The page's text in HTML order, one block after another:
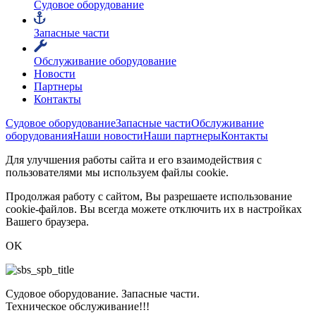
Судовое оборудование
Запасные части
Обслуживание оборудование
Новости
Партнеры
Контакты
Судовое оборудованиеЗапасные частиОбслуживание
оборудованияНаши новостиНаши партнерыКонтакты
Для улучшения работы сайта и его взаимодействия с
пользователями мы используем файлы cookie.
Продолжая работу с сайтом, Вы разрешаете использование
cookie-файлов. Вы всегда можете отключить их в настройках
Вашего браузера.
OK
Судовое оборудование. Запасные части.
Техническое обслуживание!!!